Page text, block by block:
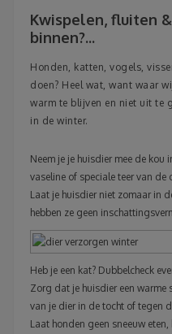
Kwispelen, fluiten
binnen?...
Honden, katten, vogels,
doen? Heel wat, want waar
warm te blijven en niet uit te
in de winter.
Neem je je huisdier mee de kou
vaseline of speciale teer van de
Laat je huisdier niet zomaar in
hebben ze geen
Heb je een kat? Dubbelcheck
Zorg dat je huisdier een warme
van je dier in de tocht of tegen
Laat honden geen sneeuw